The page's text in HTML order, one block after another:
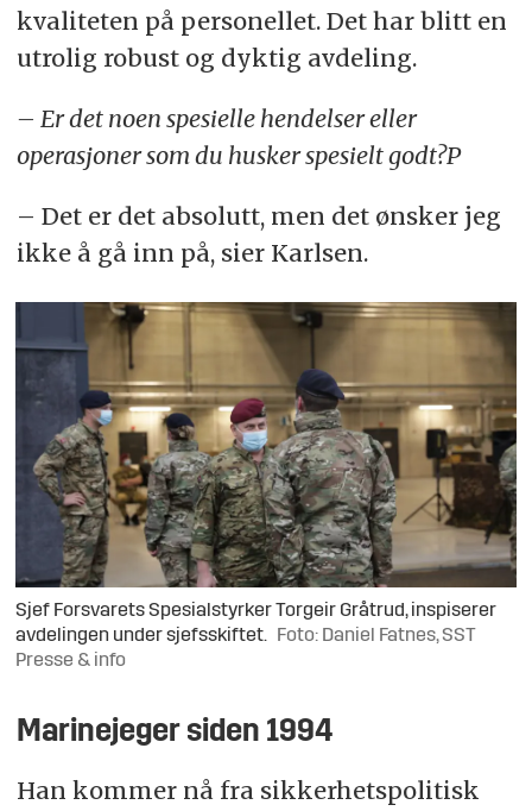
kvaliteten på personellet. Det har blitt en
utrolig robust og dyktig avdeling.
– Er det noen spesielle hendelser eller
operasjoner som du husker spesielt godt?P
– Det er det absolutt, men det ønsker jeg
ikke å gå inn på, sier Karlsen.
Sjef Forsvarets Spesialstyrker Torgeir Gråtrud, inspiserer
avdelingen under sjefsskiftet. Foto: Daniel Fatnes, SST
Presse & info
Marinejeger siden 1994
Han kommer nå fra sikkerhetspolitisk